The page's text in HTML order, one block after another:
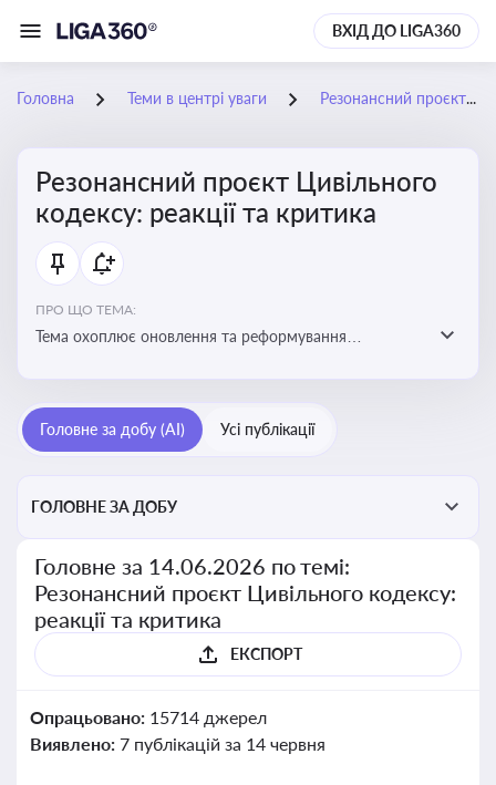
ВХІД ДО LIGA360
Головна Теми в центрі уваги Резонансний проєкт Цивільного кодексу: реакції та критика
Резонансний проєкт Цивільного
кодексу: реакції та критика
ПРО ЩО ТЕМА:
Тема охоплює оновлення та реформування
договірних відносин та правового статусу учасників
цивільних правовідносин
Головне за добу (AI) Усі публікації
ГОЛОВНЕ ЗА ДОБУ
Головне за 14.06.2026 по темі:
Резонансний проєкт Цивільного кодексу:
реакції та критика
ЕКСПОРТ
Опрацьовано: 15714 джерел
Виявлено: 7 публікацій за 14 червня